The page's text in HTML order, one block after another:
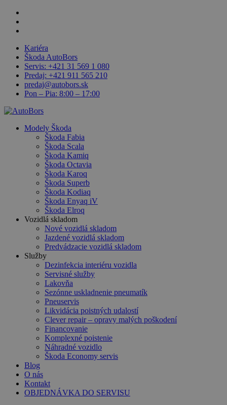
Skip
main
Kariéra
Škoda AutoBors
Servis: +421 31 569 1 080
Predaj: +421 911 565 210
predaj@autobors.sk
Pon – Pia: 8:00 – 17:00
search
Menu
Modely Škoda
Škoda Fabia
Škoda Scala
Škoda Kamiq
Škoda Octavia
Škoda Karoq
Škoda Superb
Škoda Kodiaq
Škoda Enyaq iV
Škoda Elroq
Vozidlá skladom
Nové vozidlá skladom
Jazdené vozidlá skladom
Predvádzacie vozidlá skladom
Služby
Dezinfekcia interiéru vozidla
Servisné služby
Lakovňa
Sezónne uskladnenie pneumatík
Pneuservis
Likvidácia poistných udalostí
Clever repair – opravy malých poškodení
Financovanie
Komplexné poistenie
Náhradné vozidlo
Škoda Economy servis
Blog
O nás
Kontakt
OBJEDNÁVKA DO SERVISU